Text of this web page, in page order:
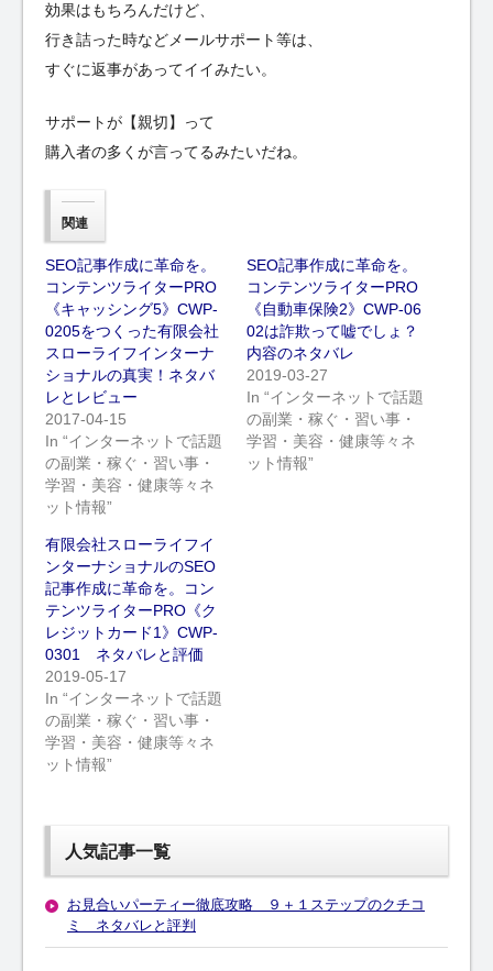
効果はもちろんだけど、
行き詰った時などメールサポート等は、
すぐに返事があってイイみたい。
サポートが【親切】って
購入者の多くが言ってるみたいだね。
関連
SEO記事作成に革命を。
コンテンツライターPRO
《キャッシング5》CWP-
0205をつくった有限会社
スローライフインターナ
ショナルの真実！ネタバ
レとレビュー
2017-04-15
In “インターネットで話題
の副業・稼ぐ・習い事・
学習・美容・健康等々ネ
ット情報”
SEO記事作成に革命を。
コンテンツライターPRO
《自動車保険2》CWP-06
02は詐欺って嘘でしょ？
内容のネタバレ
2019-03-27
In “インターネットで話題
の副業・稼ぐ・習い事・
学習・美容・健康等々ネ
ット情報”
有限会社スローライフイ
ンターナショナルのSEO
記事作成に革命を。コン
テンツライターPRO《ク
レジットカード1》CWP-
0301 ネタバレと評価
2019-05-17
In “インターネットで話題
の副業・稼ぐ・習い事・
学習・美容・健康等々ネ
ット情報”
人気記事一覧
お見合いパーティー徹底攻略 ９＋１ステップのクチコ
ミ ネタバレと評判